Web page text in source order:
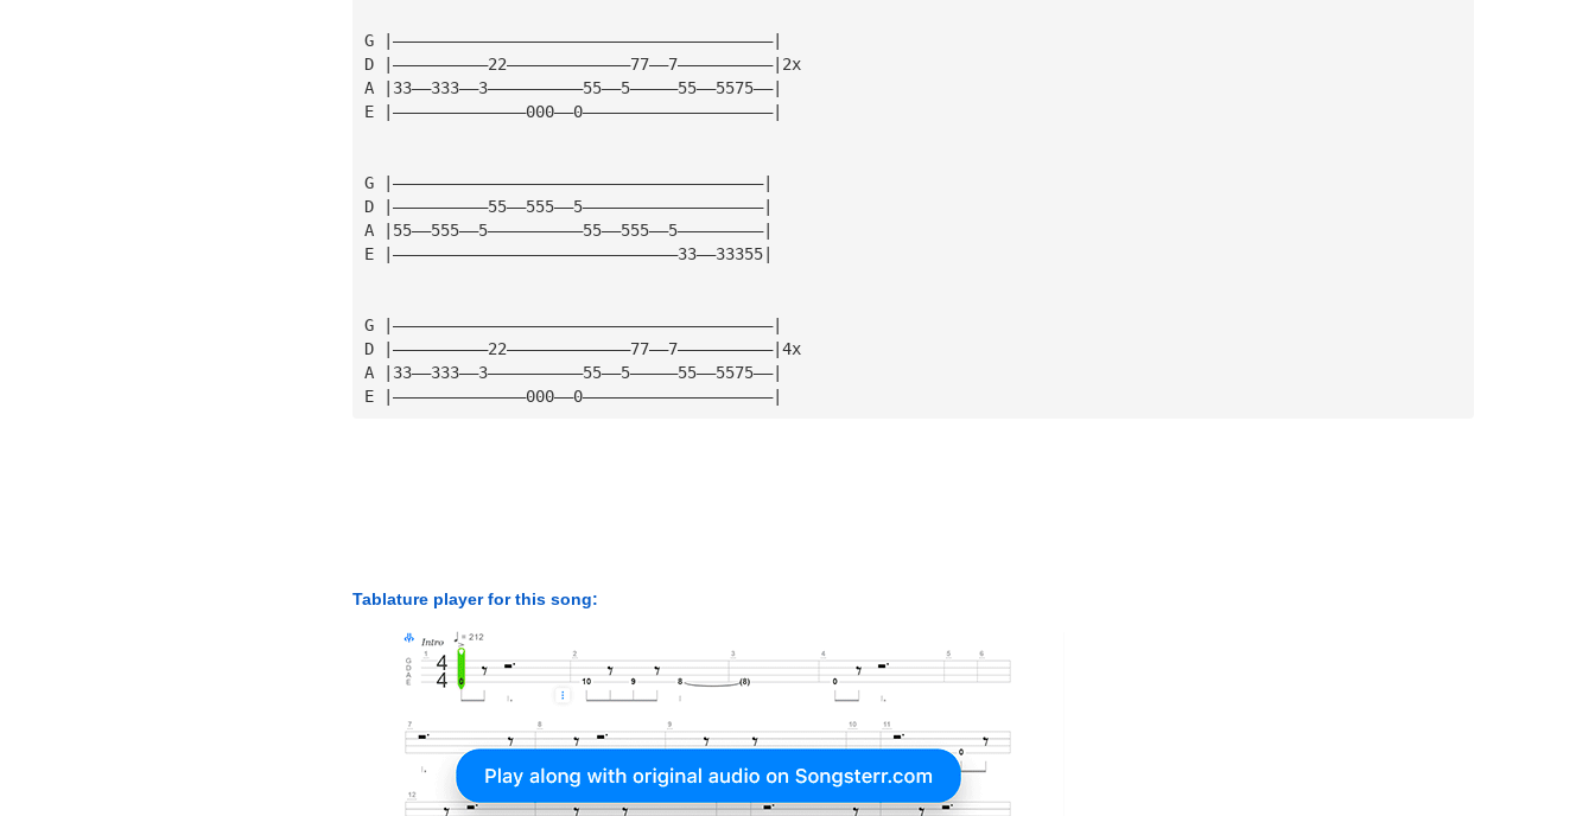
G |————————————————————————————————————————|
D |——————————22—————————————77——7——————————|2x
A |33——333——3——————————55——5—————55——5575——|
E |——————————————000——0————————————————————|
G |———————————————————————————————————————|
D |——————————55——555——5———————————————————|
A |55——555——5——————————55——555——5—————————|
E |——————————————————————————————33——33355|
G |————————————————————————————————————————|
D |——————————22—————————————77——7——————————|4x
A |33——333——3——————————55——5—————55——5575——|
E |——————————————000——0————————————————————|
Tablature player for this song: